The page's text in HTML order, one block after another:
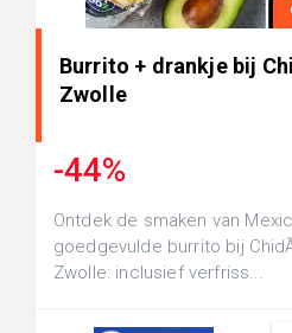
Burrito + drankje bij
Zwolle
-44%
Ontdek de smaken van
goedgevulde burrito bij
Zwolle: inclusief verfriss...